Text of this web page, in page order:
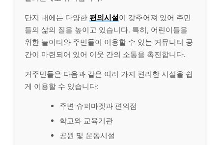
단지 내에는 다양한 편의시설이 갖추어져 있어 주민
들의 삶의 질을 높이고 있습니다. 특히, 어린이들을
위한 놀이터와 주민들이 이용할 수 있는 커뮤니티 공
간이 마련되어 있어 이웃 간의 소통을 촉진합니다.
거주민들은 다음과 같은 여러 가지 편리한 시설을 쉽
게 이용할 수 있습니다:
주변 슈퍼마켓과 편의점
학교와 교육기관
공원 및 운동시설